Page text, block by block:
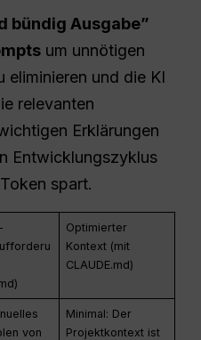
bündig Ausgabe”
um unnötigen
eliminieren und die KI
relevanten
Erklärungen
Entwicklungszyklus
spart.
Optimierter
Kontext (mit
CLAUDE.md)
von
Minimal: Der
Projektkontext ist